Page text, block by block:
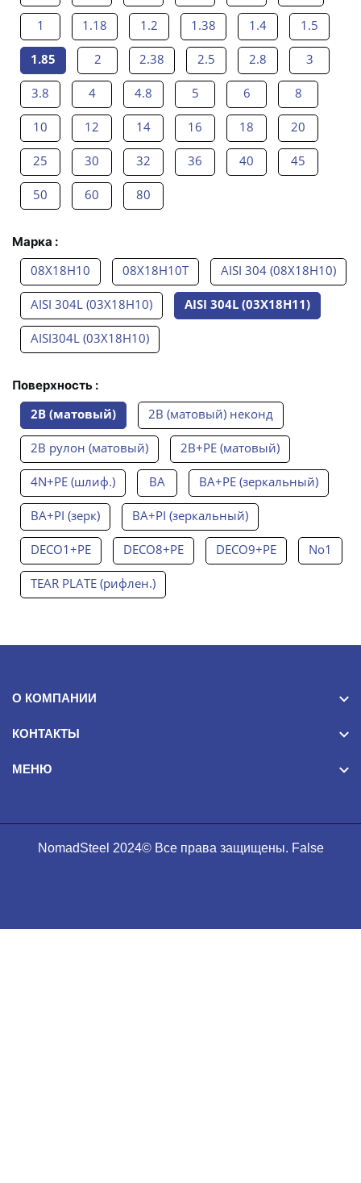
1 1.18 1.2 1.38 1.4 1.5
1.85 2 2.38 2.5 2.8 3
3.8 4 4.8 5 6 8
10 12 14 16 18 20
25 30 32 36 40 45
50 60 80
Марка :
08Х18Н10 08Х18Н10Т AISI 304 (08Х18Н10)
AISI 304L (03Х18Н10) AISI 304L (03Х18Н11)
AISI304L (03Х18Н10)
Поверхность :
2B (матовый) 2B (матовый) неконд
2B рулон (матовый) 2B+PE (матовый)
4N+PE (шлиф.) BA BA+PE (зеркальный)
BA+PI (зерк) BA+PI (зеркальный)
DECO1+PE DECO8+PE DECO9+PE No1
TEAR PLATE (рифлен.)
О КОМПАНИИ
КОНТАКТЫ
МЕНЮ
NomadSteel 2024© Все права защищены. False